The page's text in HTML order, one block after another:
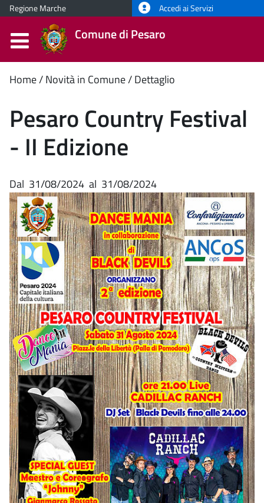
Regione Marche Accedi ai Servizi
Comune di Pesaro
Contenuto
principale
Home Novità in Comune Dettaglio
Pesaro Country Festival
- II Edizione
Dal 31/08/2024 al 31/08/2024